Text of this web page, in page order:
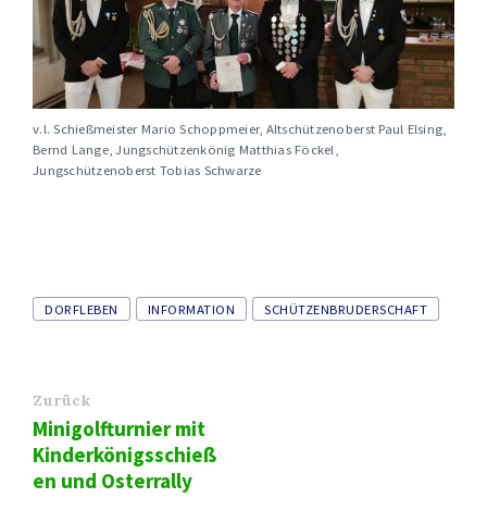
v.l. Schießmeister Mario Schoppmeier, Altschützenoberst Paul Elsing,
Bernd Lange, Jungschützenkönig Matthias Föckel,
Jungschützenoberst Tobias Schwarze
Tags
DORFLEBEN INFORMATION SCHÜTZENBRUDERSCHAFT
Zurück
Minigolfturnier mit
Kinderkönigsschieß
en und Osterrally